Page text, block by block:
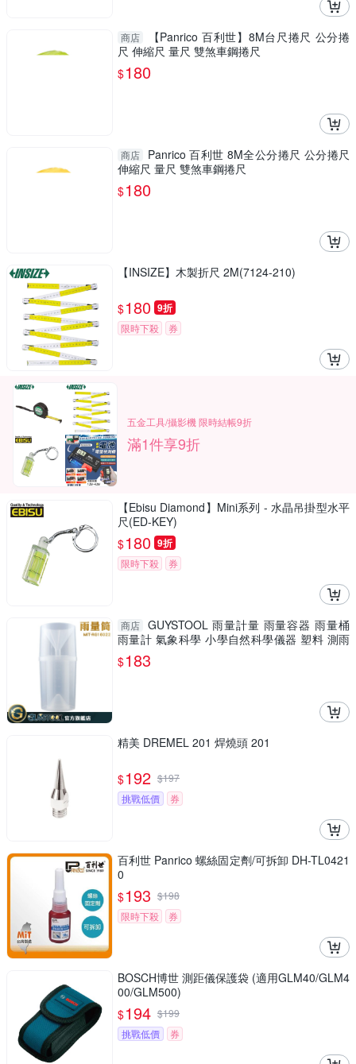
商店
【Panrico 百利世】8M台尺捲尺 公分捲
尺 伸縮尺 量尺 雙煞車鋼捲尺
$180
商店
Panrico 百利世 8M全公分捲尺 公分捲尺
伸縮尺 量尺 雙煞車鋼捲尺
$180
【INSIZE】木製折尺 2M(7124-210)
$180 9折
限時下殺 券
五金工具/攝影機 限時結帳9折
滿1件享9折
【Ebisu Diamond】Mini系列 - 水晶吊掛型水平
尺(ED-KEY)
$180 9折
限時下殺 券
商店 GUYSTOOL 雨量計量 雨量容器 雨量桶
雨量計 氣象科學 小學自然科學儀器 塑料 測雨
量
$183
精美 DREMEL 201 焊燒頭 201
$192 $197
挑戰低價
券
百利世 Panrico 螺絲固定劑/可拆卸 DH-TL0421
0
$193 $198
限時下殺
券
BOSCH博世 測距儀保護袋 (適用GLM40/GLM4
00/GLM500)
$194 $199
挑戰低價
券